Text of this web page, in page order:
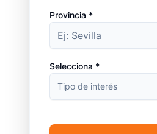
Provincia *
Selecciona *
Tipo de interés